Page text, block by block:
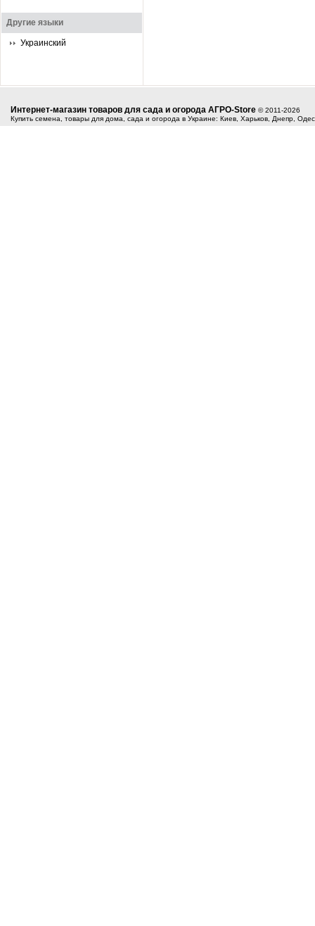
Другие языки
Украинский
Интернет-магазин товаров для сада и огорода АГРО-Store © 2011-2026
Купить семена, товары для дома, сада и огорода в Украине: Киев, Харьков, Днепр,